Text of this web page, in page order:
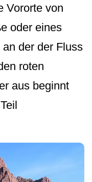
Vororte von
oder eines
der der Fluss
roten
aus beginnt